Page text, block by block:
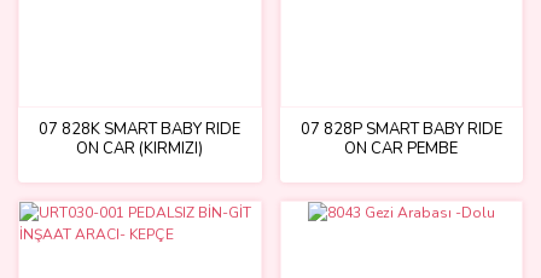
07 828K SMART BABY RIDE
ON CAR (KIRMIZI)
07 828P SMART BABY RIDE
ON CAR PEMBE